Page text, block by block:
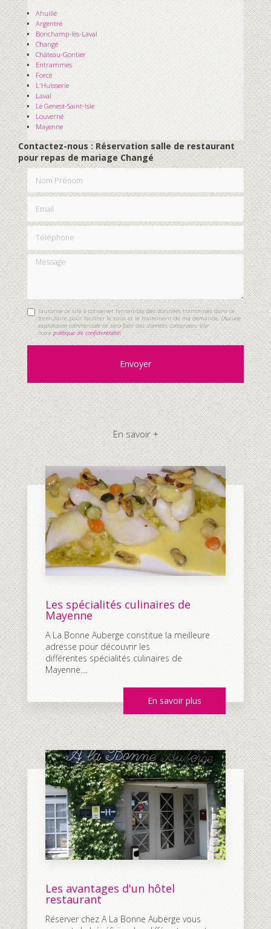
Ahuillé
Argentré
Bonchamp-lès-Laval
Changé
Château-Gontier
Entrammes
Forcé
L'Huisserie
Laval
Le Genest-Saint-Isle
Louverné
Mayenne
Contactez-nous : Réservation salle de restaurant
pour repas de mariage Changé
Nom Prénom
Email
Téléphone
Message
J'autorise ce site à conserver l'ensemble des données transmises dans ce
formulaire pour faciliter le suivi et le traitement de ma demande.(Aucune
exploitation commerciale ne sera faite des données conservées. Voir
notrepolitique de confidentialité)
En savoir +
Les spécialités culinaires de
Mayenne
A La Bonne Auberge constitue la meilleure
adresse pour découvrir les
différentes spécialités culinaires de
Mayenne....
En savoir plus
Les avantages d'un hôtel
restaurant
Réserver chez A La Bonne Auberge vous